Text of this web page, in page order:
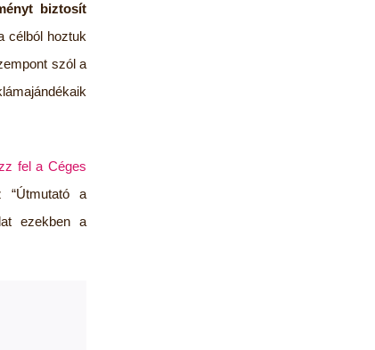
biztosít
célból hoztuk
szól a
fel a Céges
a
ezekben a